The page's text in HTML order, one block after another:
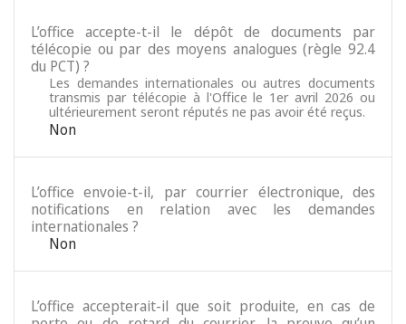
L’office accepte-t-il le dépôt de documents par
télécopie ou par des moyens analogues (règle 92.4
du PCT) ?
Les demandes internationales ou autres documents
transmis par télécopie à l'Office le 1er avril 2026 ou
ultérieurement seront réputés ne pas avoir été reçus.
Non
L’office envoie-t-il, par courrier électronique, des
notifications en relation avec les demandes
internationales ?
Non
L’office accepterait-il que soit produite, en cas de